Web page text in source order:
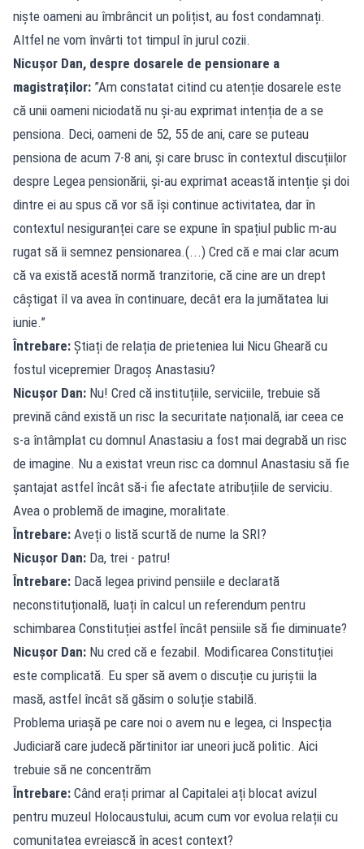
niște oameni au îmbrâncit un polițist, au fost condamnați.
Altfel ne vom învârti tot timpul în jurul cozii.
Nicușor Dan, despre dosarele de pensionare a
magistraților: ”Am constatat citind cu atenție dosarele este
că unii oameni niciodată nu și-au exprimat intenția de a se
pensiona. Deci, oameni de 52, 55 de ani, care se puteau
pensiona de acum 7-8 ani, și care brusc în contextul discuțiilor
despre Legea pensionării, și-au exprimat această intenție și doi
dintre ei au spus că vor să își continue activitatea, dar în
contextul nesiguranței care se expune în spațiul public m-au
rugat să îi semnez pensionarea.(...) Cred că e mai clar acum
că va există acestă normă tranzitorie, că cine are un drept
câștigat îl va avea în continuare, decât era la jumătatea lui
iunie.”
Întrebare: Știați de relația de prieteniea lui Nicu Gheară cu
fostul vicepremier Dragoș Anastasiu?
Nicușor Dan: Nu! Cred că instituțiile, serviciile, trebuie să
prevină când există un risc la securitate națională, iar ceea ce
s-a întâmplat cu domnul Anastasiu a fost mai degrabă un risc
de imagine. Nu a existat vreun risc ca domnul Anastasiu să fie
șantajat astfel încât să-i fie afectate atribuțiile de serviciu.
Avea o problemă de imagine, moralitate.
Întrebare: Aveți o listă scurtă de nume la SRI?
Nicușor Dan: Da, trei - patru!
Întrebare: Dacă legea privind pensiile e declarată
neconstituțională, luați în calcul un referendum pentru
schimbarea Constituției astfel încât pensiile să fie diminuate?
Nicușor Dan: Nu cred că e fezabil. Modificarea Constituției
este complicată. Eu sper să avem o discuție cu juriștii la
masă, astfel încât să găsim o soluție stabilă.
Problema uriașă pe care noi o avem nu e legea, ci Inspecția
Judiciară care judecă părtinitor iar uneori jucă politic. Aici
trebuie să ne concentrăm
Întrebare: Când erați primar al Capitalei ați blocat avizul
pentru muzeul Holocaustului, acum cum vor evolua relații cu
comunitatea evreiască în acest context?